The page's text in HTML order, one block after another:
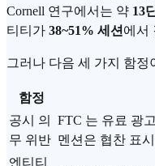
Cornell 연구에서는 약 13
티티가 38~51% 세션에서
그러나 다음 세 가지 함정
함정
공시 의
무 위반
FTC 는 유료 광
멘션은 협찬 표
엔티티